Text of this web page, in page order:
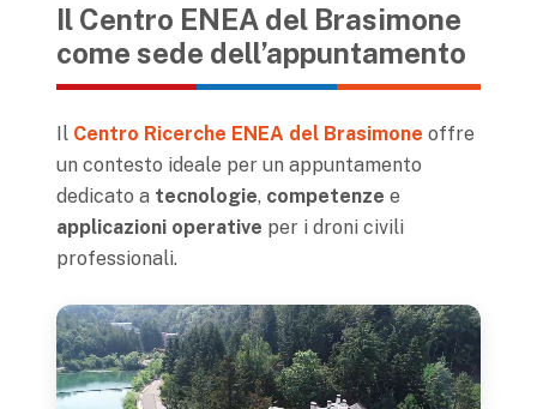
Il Centro ENEA del Brasimone
come sede dell’appuntamento
Il Centro Ricerche ENEA del Brasimone offre
un contesto ideale per un appuntamento
dedicato a tecnologie, competenze e
applicazioni operative per i droni civili
professionali.